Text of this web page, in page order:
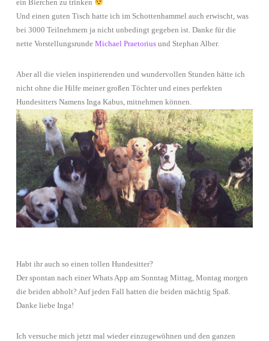
ein Bierchen zu trinken
Und einen guten Tisch hatte ich im Schottenhammel auch erwischt, was
bei 3000 Teilnehmern ja nicht unbedingt gegeben ist. Danke für die
nette Vorstellungsrunde Michael Praetoriusund Stephan Alber.
Aber all die vielen inspirierenden und wundervollen Stunden hätte ich
nicht ohne die Hilfe meiner großen Töchter und eines perfekten
Hundesitters Namens Inga Kabus, mitnehmen können.
Habt ihr auch so einen tollen Hundesitter?
Der spontan nach einer Whats App am Sonntag Mittag, Montag morgen
die beiden abholt? Auf jeden Fall hatten die beiden mächtig Spaß.
Danke liebe Inga!
Ich versuche mich jetzt mal wieder einzugewöhnen und den ganzen